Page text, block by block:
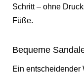
Schritt – ohne
Füße.
Bequeme
Ein entscheidender